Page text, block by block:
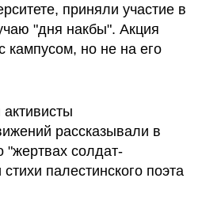
приняли участие в
"дня накбы". Акция
кампусом, но не на его
рассказывали в
"жертвах солдат-
палестинского поэта